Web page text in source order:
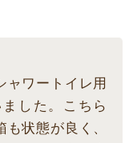
ャワートイレ用
した。こちら
状態が良く、